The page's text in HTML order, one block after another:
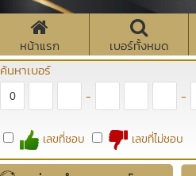
หน้าแรก เบอร์ทั้งหมด
ค้นหาเบอร์
- -
เลขที่ชอบ เลขที่ไม่ชอบ